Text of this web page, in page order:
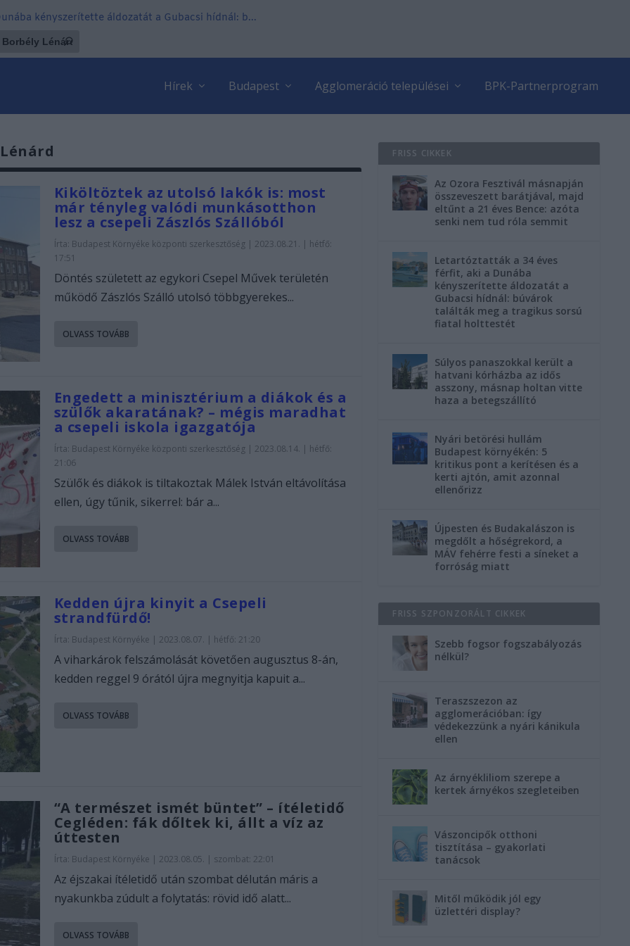
kényszerítette áldozatát a Gubacsi hídnál: b...
Hírek Budapest Agglomeráció települései BPK-Partnerprogram
Kiköltöztek az utolsó lakók is: most
már tényleg valódi munkásotthon
lesz a csepeli Zászlós Szállóból
Írta: Budapest Környéke központi szerkesztőség| 2023.08.21. | hétfő:
17:51
Döntés született az egykori Csepel Művek területén
működő Zászlós Szálló utolsó többgyerekes...
OLVASS TOVÁBB
Engedett a minisztérium a diákok és a
szülők akaratának? – mégis maradhat
a csepeli iskola igazgatója
Írta: Budapest Környéke központi szerkesztőség| 2023.08.14. | hétfő:
21:06
Szülők és diákok is tiltakoztak Málek István eltávolítása
ellen, úgy tűnik, sikerrel: bár a...
OLVASS TOVÁBB
Kedden újra kinyit a Csepeli
strandfürdő!
Írta: Budapest Környéke | 2023.08.07. | hétfő: 21:20
A viharkárok felszámolását követően augusztus 8-án,
kedden reggel 9 órától újra megnyitja kapuit a...
OLVASS TOVÁBB
“A természet ismét büntet” – ítéletidő
Cegléden: fák dőltek ki, állt a víz az
úttesten
Írta: Budapest Környéke | 2023.08.05. | szombat: 22:01
Az éjszakai ítéletidő után szombat délután máris a
nyakunkba zúdult a folytatás: rövid idő alatt...
OLVASS TOVÁBB
FRISS CIKKEK
Az Ozora Fesztivál másnapján
összeveszett barátjával, majd
eltűnt a 21 éves Bence: azóta
senki nem tud róla semmit
Letartóztatták a 34 éves
férfit, aki a Dunába
kényszerítette áldozatát a
Gubacsi hídnál: búvárok
találták meg a tragikus sorsú
fiatal holttestét
Súlyos panaszokkal került a
hatvani kórházba az idős
asszony, másnap holtan vitte
haza a betegszállító
Nyári betörési hullám
Budapest környékén: 5
kritikus pont a kerítésen és a
kerti ajtón, amit azonnal
ellenőrizz
Újpesten és Budakalászon is
megdőlt a hőségrekord, a
MÁV fehérre festi a síneket a
forróság miatt
FRISS SZPONZORÁLT CIKKEK
Szebb fogsor fogszabályozás
nélkül?
Teraszszezon az
agglomerációban: így
védekezzünk a nyári kánikula
ellen
Az árnyékliliom szerepe a
kertek árnyékos szegleteiben
Vászoncipők otthoni
tisztítása – gyakorlati
tanácsok
Mitől működik jól egy
üzlettéri display?